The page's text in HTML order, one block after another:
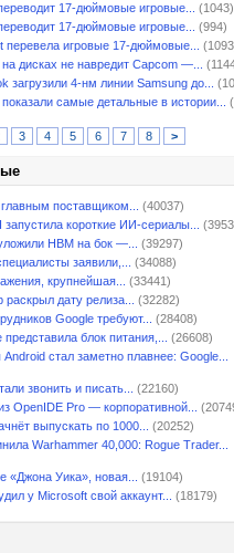
17-дюймовые игровые...
(1043)
17-дюймовые игровые...
(994)
перевела игровые 17-дюймовые...
дисках не навредит Capcom —...
загрузили 4-нм линии Samsung до...
самые детальные в истории...
3 4 5 6 7 8 >
поставщиком...
(40037)
запустила короткие ИИ-сериалы...
HBM на бок —...
(39297)
заявили,...
(34088)
крупнейшая...
(33441)
дату релиза...
(32282)
Google требуют...
(28408)
блок питания,...
(26608)
стал заметно плавнее: Google...
звонить и писать...
(22160)
OpenIDE Pro — корпоративной...
выпускать по 1000...
(20252)
Warhammer 40,000: Rogue Trader...
«Джона Уика», новая...
(19104)
у Microsoft свой аккаунт...
(18179)